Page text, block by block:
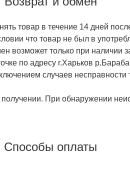
товар в течение 14 дней
что товар не был в
возможет только при наличии
по адресу г.Харьков
случаев
При обнаружении
Способы оплаты